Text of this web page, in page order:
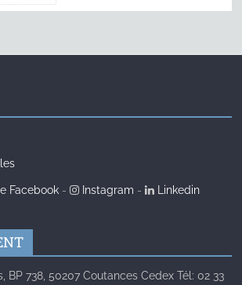
Facebook - Instagram - Linkedin
BP 738, 50207 Coutances Cedex Tél: 02 33